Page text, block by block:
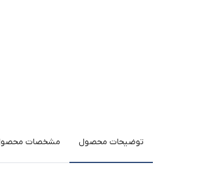
توضیحات محصول مشخصات